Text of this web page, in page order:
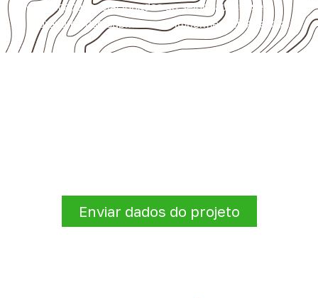
Aplicações relacionadas ao setor náutico, sem
presumir uso submerso ou impermeabilidade total.
Enviar dados do projeto